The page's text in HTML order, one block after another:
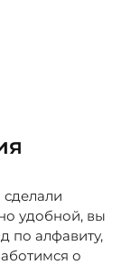
удобной, вы
по алфавиту,
о